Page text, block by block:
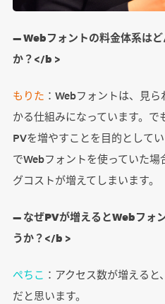
― Webフォントの料金体系は
か？</b >
もりた ：Webフォントは、見
かる仕組みになっています。
PVを増やすことを目的として
でWebフォントを使っていた
グコストが増えてしまいます。
― なぜPVが増えるとWebフォ
うか？</b >
ぺちこ ：アクセス数が増える
だと思います。